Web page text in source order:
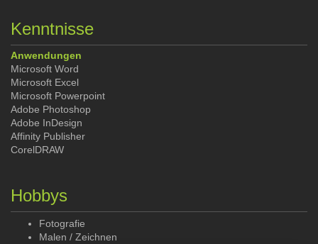
Kenntnisse
Anwendungen
Microsoft Word
Microsoft Excel
Microsoft Powerpoint
Adobe Photoshop
Adobe InDesign
Affinity Publisher
CorelDRAW
Hobbys
Fotografie
Malen / Zeichnen